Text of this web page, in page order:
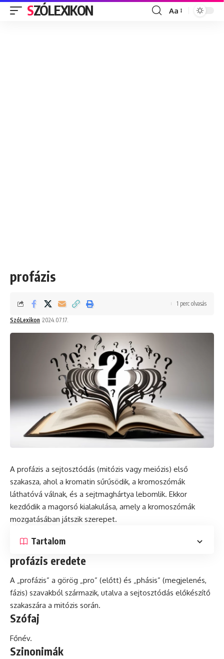
SZÓLEXIKON
Font
Aa
profázis
SzóLexikon 2024.07.17.
1 perc olvasás
A profázis a sejtosztódás (mitózis vagy meiózis) első
szakasza, ahol a kromatin sűrűsödik, a kromoszómák
láthatóvá válnak, és a sejtmaghártya lebomlik. Ekkor
kezdődik a magorsó kialakulása, amely a kromoszómák
mozgatásában játszik szerepet.
Tartalom
profázis eredete
A „profázis” a görög „pro” (előtt) és „phásis” (megjelenés,
fázis) szavakból származik, utalva a sejtosztódás előkészítő
szakaszára a mitózis során.
Szófaj
Főnév.
Szinonimák